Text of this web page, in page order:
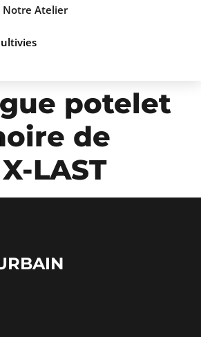
Notre Atelier
potelet
de
LAST